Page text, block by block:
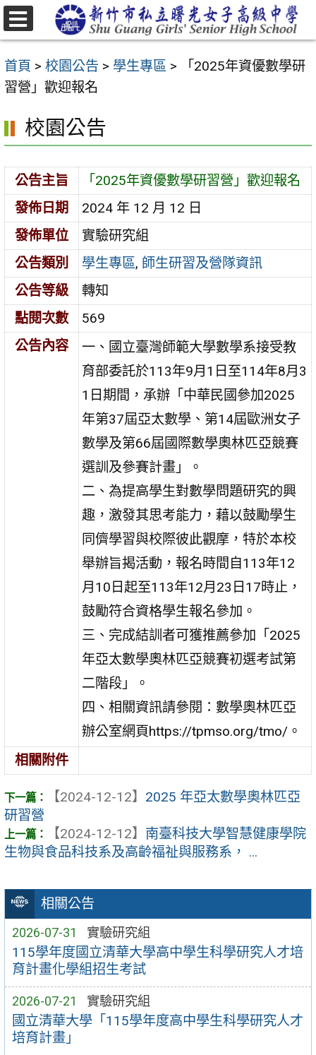
跳
至
要
內
區
首頁 > 校園公告 > 學生專區 >
「2025年資優數學研
習營」歡迎報名
相關公告
2026-07-31 實驗研究組
115學年度國立清華大學高中學生科學研究人才培
育計畫化學組招生考試
2026-07-21 實驗研究組
國立清華大學「115學年度高中學生科學研究人才
培育計畫」
校園公告
公告主旨
「2025年資優數學研習營」歡迎報名
發佈日期
2024 年 12 月 12 日
發佈單位
實驗研究組
公告類別
學生專區, 師生研習及營隊資訊
公告等級
轉知
點閱次數
569
公告內容
一、國立臺灣師範大學數學系接受教
育部委託於113年9月1日至114年8月3
1日期間，承辦「中華民國參加2025
年第37屆亞太數學、第14屆歐洲女子
數學及第66屆國際數學奧林匹亞競賽
選訓及參賽計畫」。
二、為提高學生對數學問題研究的興
趣，激發其思考能力，藉以鼓勵學生
同儕學習與校際彼此觀摩，特於本校
舉辦旨揭活動，報名時間自113年12
月10日起至113年12月23日17時止，
鼓勵符合資格學生報名參加。
三、完成結訓者可獲推薦參加「2025
年亞太數學奧林匹亞競賽初選考試第
二階段」。
四、相關資訊請參閱：數學奧林匹亞
辦公室網頁https://tpmso.org/tmo/。
相關附件
【2024-12-12】 2025 年亞太數學奧林匹亞
研習營
【2024-12-12】 南臺科技大學智慧健康學院
生物與食品科技系及高齡福祉與服務系， ...
選
單